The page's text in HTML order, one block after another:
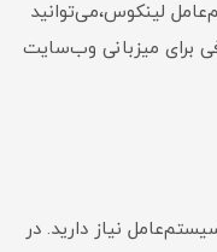
لینکوس،می‌توانید
برای میزبانی وب‌سایت
نیاز دارید. در